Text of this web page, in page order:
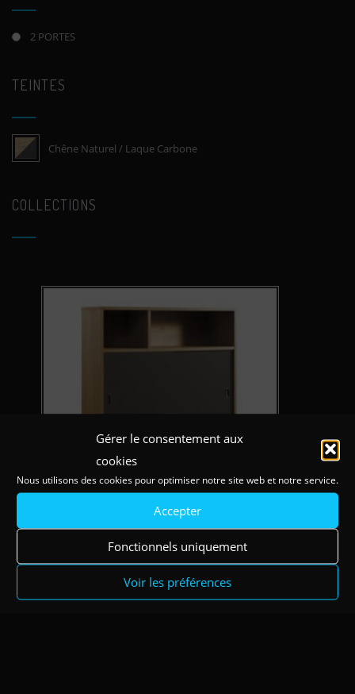
Gérer le consentement aux
cookies
Nous utilisons des cookies pour optimiser notre site web et notre service.
Accepter
Fonctionnels uniquement
Voir les préférences
2 PORTES
TEINTES
Chêne Naturel / Laque Carbone
COLLECTIONS
Armoire Zodiaque L120 Naturel/Carbone- Hauteur 152 ou 185